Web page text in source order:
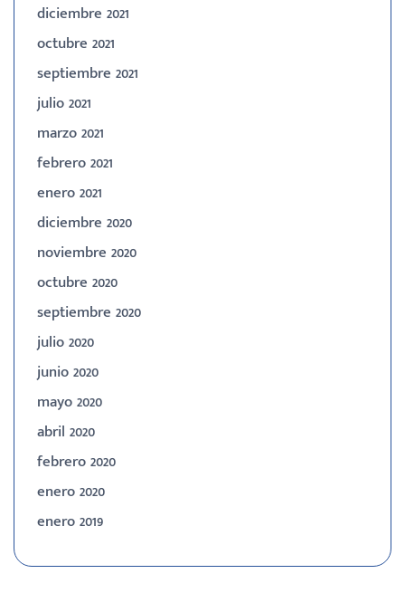
diciembre 2021
octubre 2021
septiembre 2021
julio 2021
marzo 2021
febrero 2021
enero 2021
diciembre 2020
noviembre 2020
octubre 2020
septiembre 2020
julio 2020
junio 2020
mayo 2020
abril 2020
febrero 2020
enero 2020
enero 2019